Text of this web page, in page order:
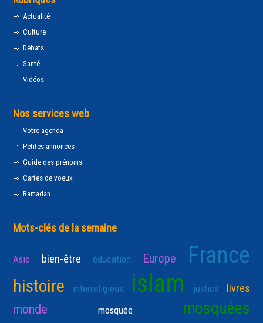
Actualité
Culture
Débats
Santé
Vidéos
Nos services web
Votre agenda
Petites annonces
Guide des prénoms
Cartes de voeux
Ramadan
Mots-clés de la semaine
Asie bien-être éducation Europe France
histoire interreligieux islam justice livres
monde mosquée mosquées